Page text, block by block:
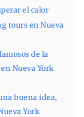
el calor
tours en Nueva
de la
Nueva York
buena idea,
York